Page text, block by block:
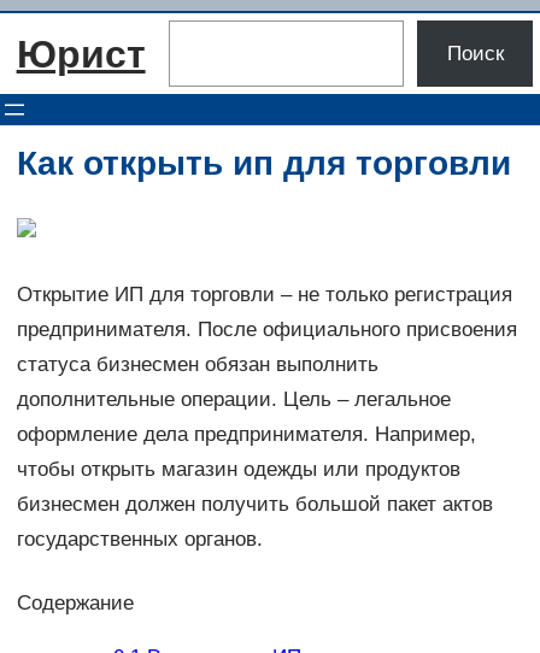
Перейти
Юрист Поиск
Как открыть ип для торговли
Открытие ИП для торговли – не только регистрация
предпринимателя. После официального присвоения
статуса бизнесмен обязан выполнить
дополнительные операции. Цель – легальное
оформление дела предпринимателя. Например,
чтобы открыть магазин одежды или продуктов
бизнесмен должен получить большой пакет актов
государственных органов.
Содержание